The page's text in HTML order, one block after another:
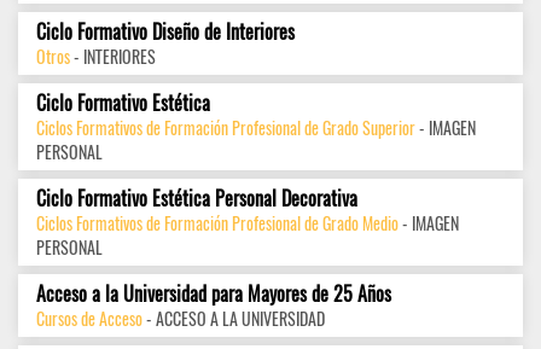
Ciclo Formativo Diseño de Interiores
Otros- INTERIORES
Ciclo Formativo Estética
Ciclos Formativos de Formación Profesional de Grado Superior- IMAGEN
PERSONAL
Ciclo Formativo Estética Personal Decorativa
Ciclos Formativos de Formación Profesional de Grado Medio- IMAGEN
PERSONAL
Acceso a la Universidad para Mayores de 25 Años
Cursos de Acceso- ACCESO A LA UNIVERSIDAD